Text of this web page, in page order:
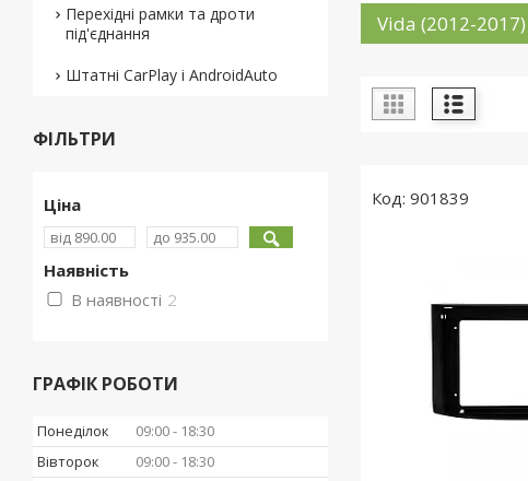
Vida (2012-2017)
901839
Перехідні рамки та дроти
під'єднання
Штатні CarPlay і AndroidAuto
ФІЛЬТРИ
Ціна
Наявність
В наявності 2
ГРАФІК РОБОТИ
Понеділок 09:00
18:30
Вівторок
09:00
18:30